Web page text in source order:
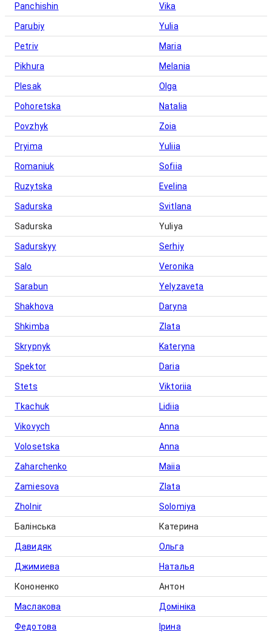
Panchishin Vika
Parubiy Yulia
Petriv Maria
Pikhura Melania
Plesak Olga
Pohoretska Natalia
Povzhyk Zoia
Pryima Yuliia
Romaniuk Sofiia
Ruzytska Evelina
Sadurska Svitlana
Sadurska Yuliya
Sadurskyy Serhiy
Salo Veronika
Sarabun Yelyzaveta
Shakhova Daryna
Shkimba Zlata
Skrypnyk Kateryna
Spektor Daria
Stets Viktoriia
Tkachuk Lidiia
Vikovych Anna
Volosetska Anna
Zaharchenko Maiia
Zamiesova Zlata
Zholnir Solomiya
Балінська Катерина
Давидяк Ольга
Джимиева Наталья
Кононенко Антон
Маслакова Домініка
Федотова Ірина